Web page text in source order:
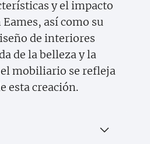
y el impacto
así como su
de interiores
de la belleza y la
mobiliario se refleja
esta creación.